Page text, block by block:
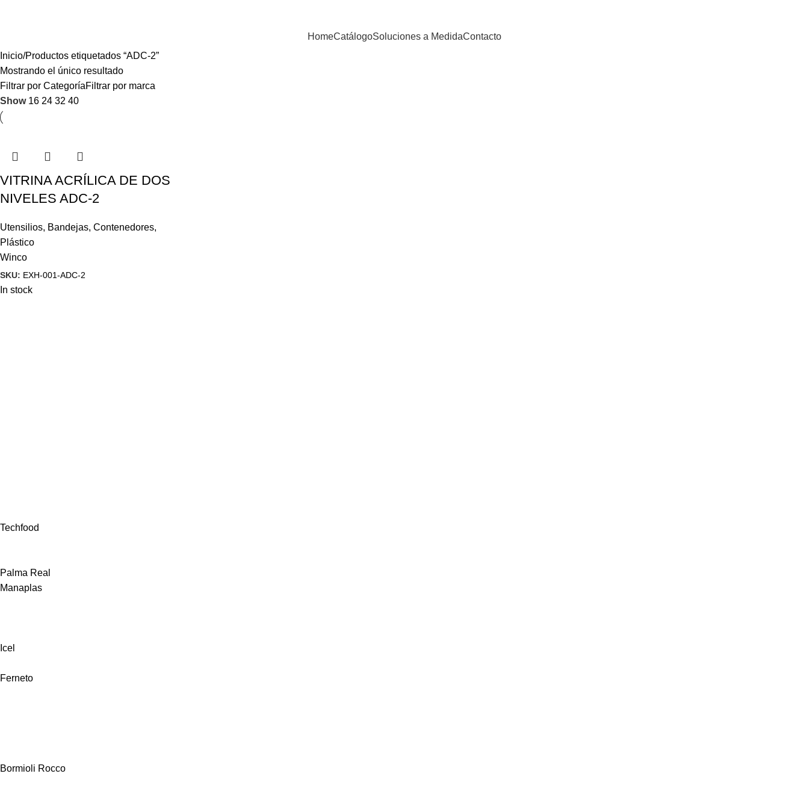
HomeCatálogoSoluciones a MedidaContacto
Inicio Productos etiquetados “ADC-2”
Mostrando el único resultado
Filtrar por CategoríaFiltrar por marca
Show 16 24 32 40
VITRINA ACRÍLICA DE DOS
NIVELES ADC-2
Utensilios, Bandejas, Contenedores,
Plástico
Winco
SKU: EXH-001-ADC-2
In stock
Techfood
Palma Real
Manaplas
Icel
Ferneto
Bormioli Rocco